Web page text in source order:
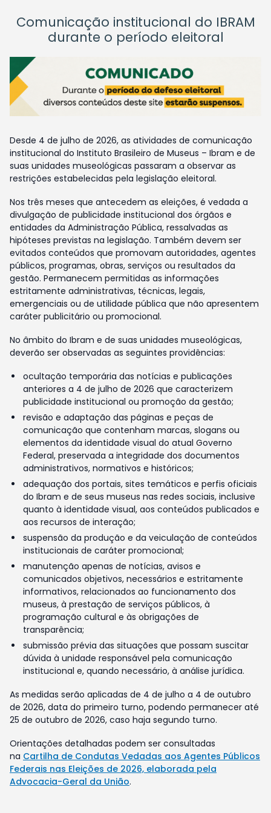
Comunicação institucional do IBRAM
durante o período eleitoral
Desde 4 de julho de 2026, as atividades de comunicação
institucional do Instituto Brasileiro de Museus – Ibram e de
suas unidades museológicas passaram a observar as
restrições estabelecidas pela legislação eleitoral.
Nos três meses que antecedem as eleições, é vedada a
divulgação de publicidade institucional dos órgãos e
entidades da Administração Pública, ressalvadas as
hipóteses previstas na legislação. Também devem ser
evitados conteúdos que promovam autoridades, agentes
públicos, programas, obras, serviços ou resultados da
gestão. Permanecem permitidas as informações
estritamente administrativas, técnicas, legais,
emergenciais ou de utilidade pública que não apresentem
caráter publicitário ou promocional.
No âmbito do Ibram e de suas unidades museológicas,
deverão ser observadas as seguintes providências:
ocultação temporária das notícias e publicações
anteriores a 4 de julho de 2026 que caracterizem
publicidade institucional ou promoção da gestão;
revisão e adaptação das páginas e peças de
comunicação que contenham marcas, slogans ou
elementos da identidade visual do atual Governo
Federal, preservada a integridade dos documentos
administrativos, normativos e históricos;
adequação dos portais, sites temáticos e perfis oficiais
do Ibram e de seus museus nas redes sociais, inclusive
quanto à identidade visual, aos conteúdos publicados e
aos recursos de interação;
suspensão da produção e da veiculação de conteúdos
institucionais de caráter promocional;
manutenção apenas de notícias, avisos e
comunicados objetivos, necessários e estritamente
informativos, relacionados ao funcionamento dos
museus, à prestação de serviços públicos, à
programação cultural e às obrigações de
transparência;
submissão prévia das situações que possam suscitar
dúvida à unidade responsável pela comunicação
institucional e, quando necessário, à análise jurídica.
As medidas serão aplicadas de 4 de julho a 4 de outubro
de 2026, data do primeiro turno, podendo permanecer até
25 de outubro de 2026, caso haja segundo turno.
Orientações detalhadas podem ser consultadas
na Cartilha de Condutas Vedadas aos Agentes Públicos
Federais nas Eleições de 2026, elaborada pela
Advocacia-Geral da União.